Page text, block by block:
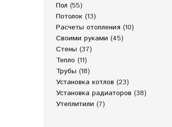
Пол (55)
Потолок (13)
Расчеты отопления (10)
Своими руками (45)
Стены (37)
Тепло (11)
Трубы (18)
Установка котлов (23)
Установка радиаторов (38)
Утеплитили (7)